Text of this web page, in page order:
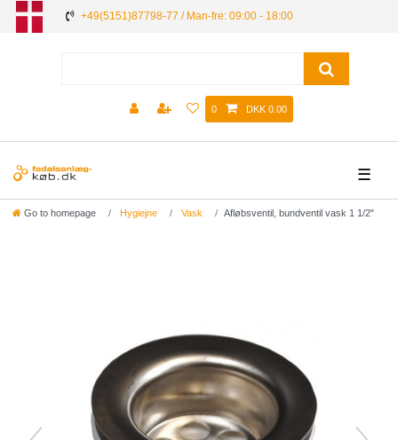
+49(5151)87798-77 / Man-fre: 09:00 - 18:00
0 DKK 0.00
☰
Go to homepage Hygiejne Vask Afløbsventil, bundventil vask 1 1/2"